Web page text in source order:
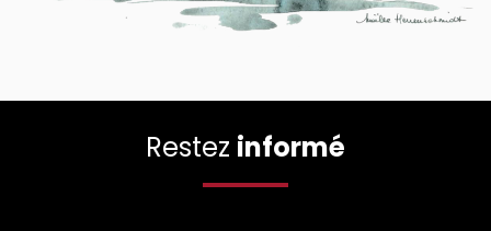
Restez informé